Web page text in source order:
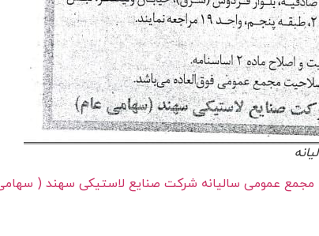
مجمع عمومی سالیانه شرکت صنایع لاستیکی سهند ( سهامی